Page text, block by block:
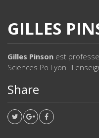
GILLES
Gilles Pinson est
Sciences Po Lyon. Il
Share